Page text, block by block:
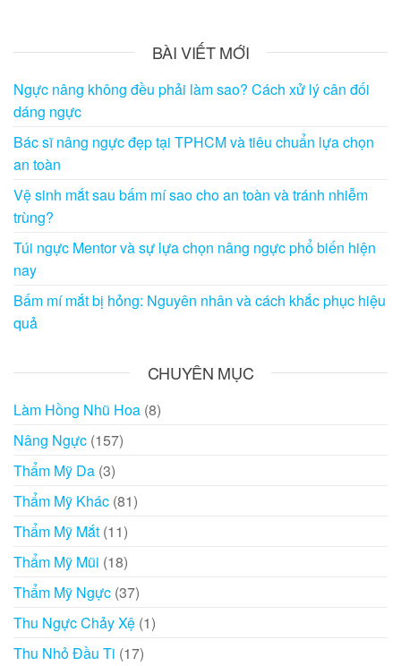
BÀI VIẾT MỚI
Ngực nâng không đều phải làm sao? Cách xử lý cân đối
dáng ngực
Bác sĩ nâng ngực đẹp tại TPHCM và tiêu chuẩn lựa chọn
an toàn
Vệ sinh mắt sau bấm mí sao cho an toàn và tránh nhiễm
trùng?
Túi ngực Mentor và sự lựa chọn nâng ngực phổ biến hiện
nay
Bấm mí mắt bị hỏng: Nguyên nhân và cách khắc phục hiệu
quả
CHUYÊN MỤC
Làm Hồng Nhũ Hoa (8)
Nâng Ngực (157)
Thẩm Mỹ Da (3)
Thẩm Mỹ Khác (81)
Thẩm Mỹ Mắt (11)
Thẩm Mỹ Mũi (18)
Thẩm Mỹ Ngực (37)
Thu Ngực Chảy Xệ (1)
Thu Nhỏ Đầu Ti (17)